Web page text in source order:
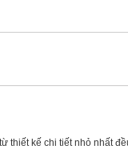
thiết kế chi tiết nhỏ nhất